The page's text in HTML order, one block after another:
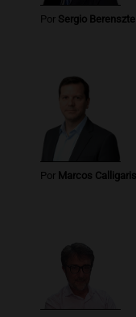
Por Sergio
Por Marcos Calligaris